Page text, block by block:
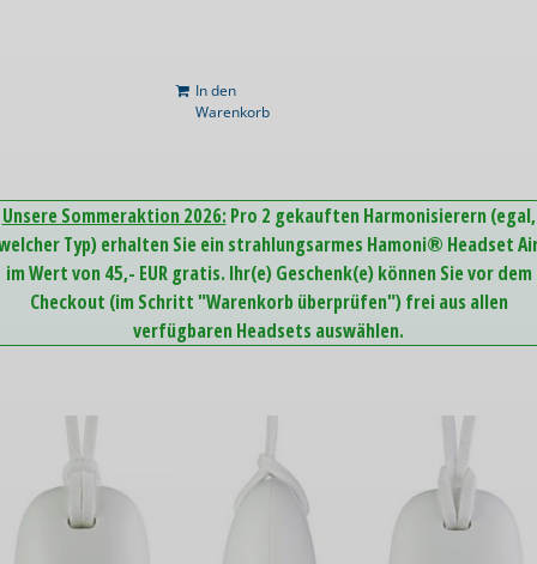
In den
Warenkorb
Unsere Sommeraktion 2026: Pro 2 gekauften Harmonisierern (egal,
Typ) erhalten Sie ein strahlungsarmes Hamoni® Headset
im Wert von 45,- EUR gratis. Ihr(e) Geschenk(e) können Sie vor dem
Checkout (im Schritt "Warenkorb überprüfen") frei aus allen
verfügbaren Headsets auswählen.